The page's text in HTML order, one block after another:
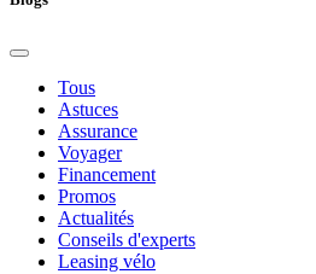
Tous
Astuces
Assurance
Voyager
Financement
Promos
Actualités
Conseils d'experts
Leasing vélo